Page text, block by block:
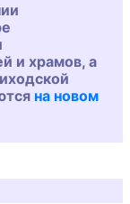
и храмов, а
на новом